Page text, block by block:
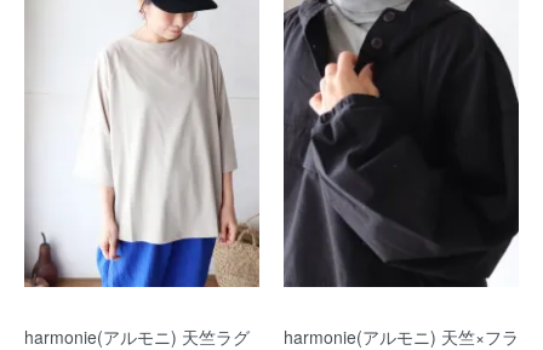
harmonie(アルモニ) 天竺ラグ
harmonie(アルモニ) 天竺×フラ